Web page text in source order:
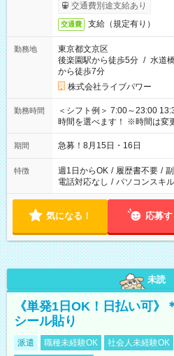
交通費別途支給あり
交通費 支給（規定有り）
勤務地
東京都文京区
後楽園駅から徒歩5分 / 水道
から徒歩7分
株式会社ライブパワー
勤務時間
＜シフト例＞ 7:00～23:00 13:30～22:00 上記
時間を選べます！ ※時間は変
期間 急募！8月15日・16日
特徴 週1日からOK / 履歴書不要 /
電話対応なし / パソコンスキ
気になる！ 応募す
未読
《単発1日OK！日払い可》
シール貼り
派遣 職種未経験OK 社会人未経験OK